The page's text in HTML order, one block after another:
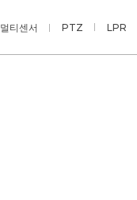
멀티센서 PTZ LPR